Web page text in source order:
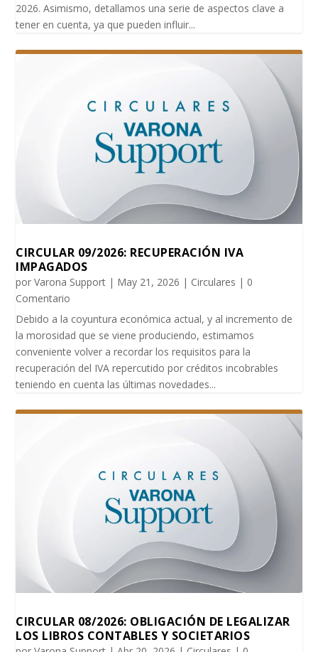
2026. Asimismo, detallamos una serie de aspectos clave a
tener en cuenta, ya que pueden influir...
CIRCULAR 09/2026: RECUPERACIÓN IVA
IMPAGADOS
porVarona Support | May 21, 2026 | Circulares | 0
Comentario
Debido a la coyuntura económica actual, y al incremento de
la morosidad que se viene produciendo, estimamos
conveniente volver a recordar los requisitos para la
recuperación del IVA repercutido por créditos incobrables
teniendo en cuenta las últimas novedades...
CIRCULAR 08/2026: OBLIGACIÓN DE LEGALIZAR
LOS LIBROS CONTABLES Y SOCIETARIOS